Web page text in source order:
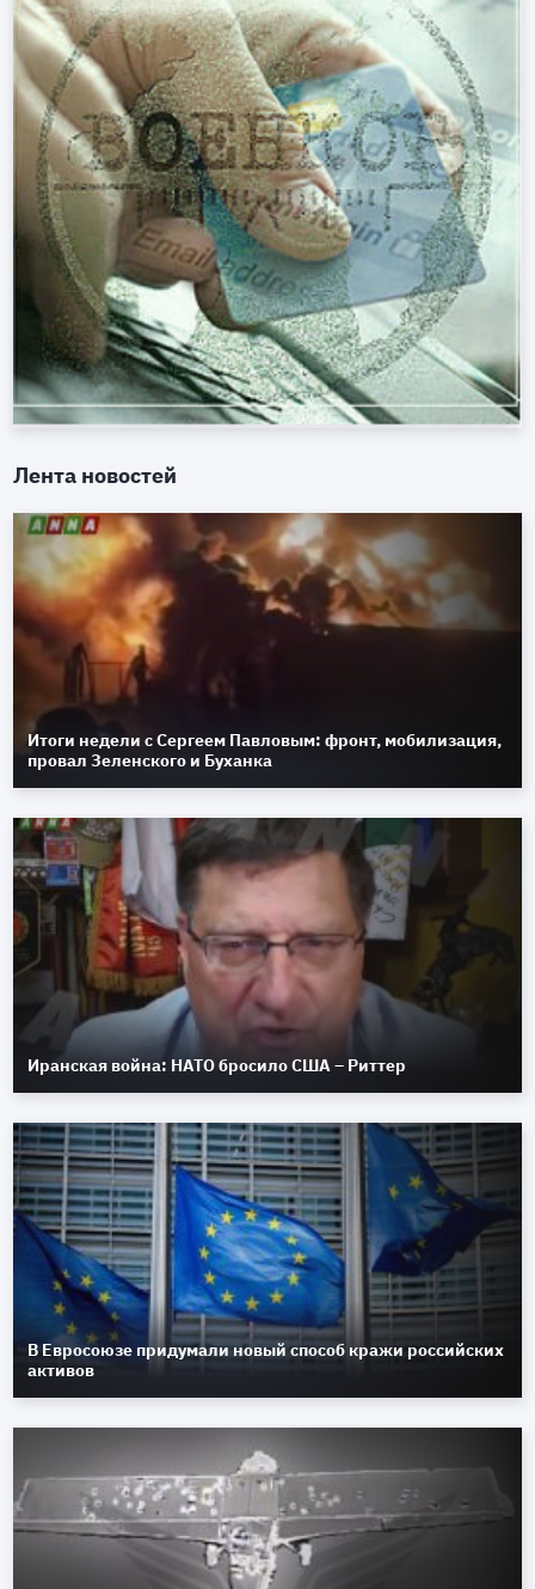
Лента новостей
Итоги недели с Сергеем Павловым: фронт, мобилизация,
провал Зеленского и Буханка
Иранская война: НАТО бросило США – Риттер
В Евросоюзе придумали новый способ кражи российских
активов